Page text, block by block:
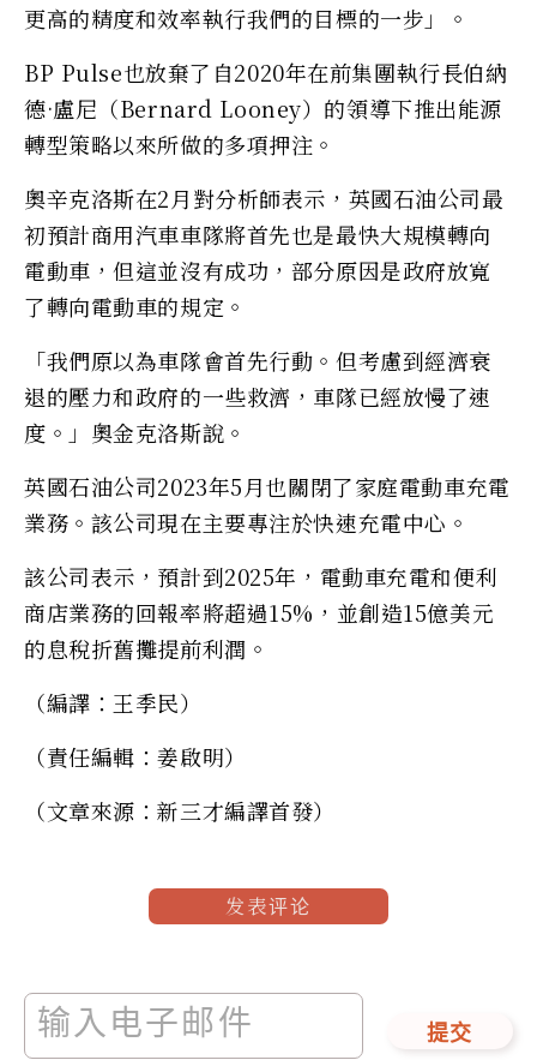
更高的精度和效率執行我們的目標的一步」。
BP Pulse也放棄了自2020年在前集團執行長伯納
德·盧尼（Bernard Looney）的領導下推出能源
轉型策略以來所做的多項押注。
奧辛克洛斯在2月對分析師表示，英國石油公司最
初預計商用汽車車隊將首先也是最快大規模轉向
電動車，但這並沒有成功，部分原因是政府放寬
了轉向電動車的規定。
「我們原以為車隊會首先行動。但考慮到經濟衰
退的壓力和政府的一些救濟，車隊已經放慢了速
度。」奧金克洛斯說。
英國石油公司2023年5月也關閉了家庭電動車充電
業務。該公司現在主要專注於快速充電中心。
該公司表示，預計到2025年，電動車充電和便利
商店業務的回報率將超過15%，並創造15億美元
的息稅折舊攤提前利潤。
（編譯：王季民）
（責任編輯：姜啟明）
（文章來源：新三才編譯首發）
发表评论
提交